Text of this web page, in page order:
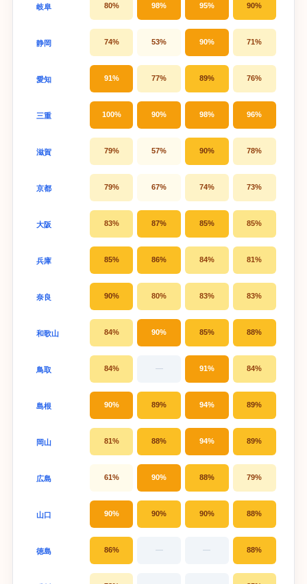
岐阜 80% 98% 95% 90%
静岡 74% 53% 90% 71%
愛知 91% 77% 89% 76%
三重 100% 90% 98% 96%
滋賀 79% 57% 90% 78%
京都 79% 67% 74% 73%
大阪 83% 87% 85% 85%
兵庫 85% 86% 84% 81%
奈良 90% 80% 83% 83%
和歌山 84% 90% 85% 88%
鳥取 84% — 91% 84%
島根 90% 89% 94% 89%
岡山 81% 88% 94% 89%
広島 61% 90% 88% 79%
山口 90% 90% 90% 88%
徳島 86% — — 88%